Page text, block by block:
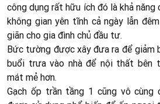
công dụng rất hữu ích đó là khả
không gian yên tĩnh cả ngày lẫn
giãn cho gia đình chủ đầu tư.
Bức tường được xây đưa ra để giảm
buổi trưa vào nhà để nội thất bên
mát mẻ hơn.
Gạch ốp trần tầng 1 cũng vô cùng